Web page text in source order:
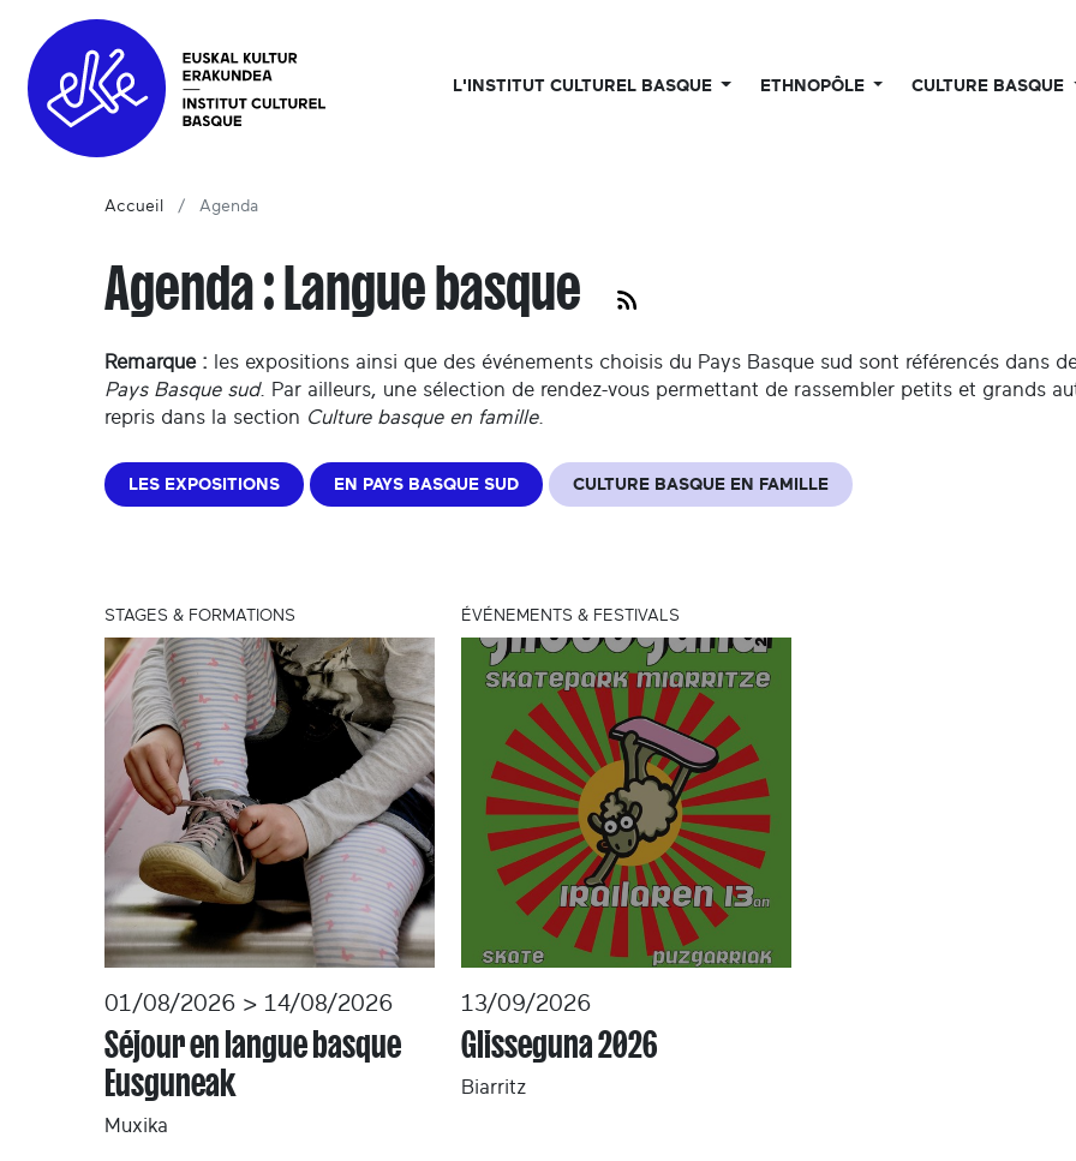
L'INSTITUT CULTUREL BASQUE ETHNOPÔLE CULTURE BASQUE
Accueil Agenda
Agenda : Langue basque
Remarque : les expositions ainsi que des événements choisis du Pays Basque sud sont référencés dans
Pays Basque sud. Par ailleurs, une sélection de rendez-vous permettant de rassembler petits et grands
repris dans la section Culture basque en famille.
LES EXPOSITIONS EN PAYS BASQUE SUD CULTURE BASQUE EN FAMILLE
STAGES & FORMATIONS
01/08/2026 > 14/08/2026
Séjour en langue basque
Eusguneak
Muxika
ÉVÉNEMENTS & FESTIVALS
13/09/2026
Glisseguna 2026
Biarritz